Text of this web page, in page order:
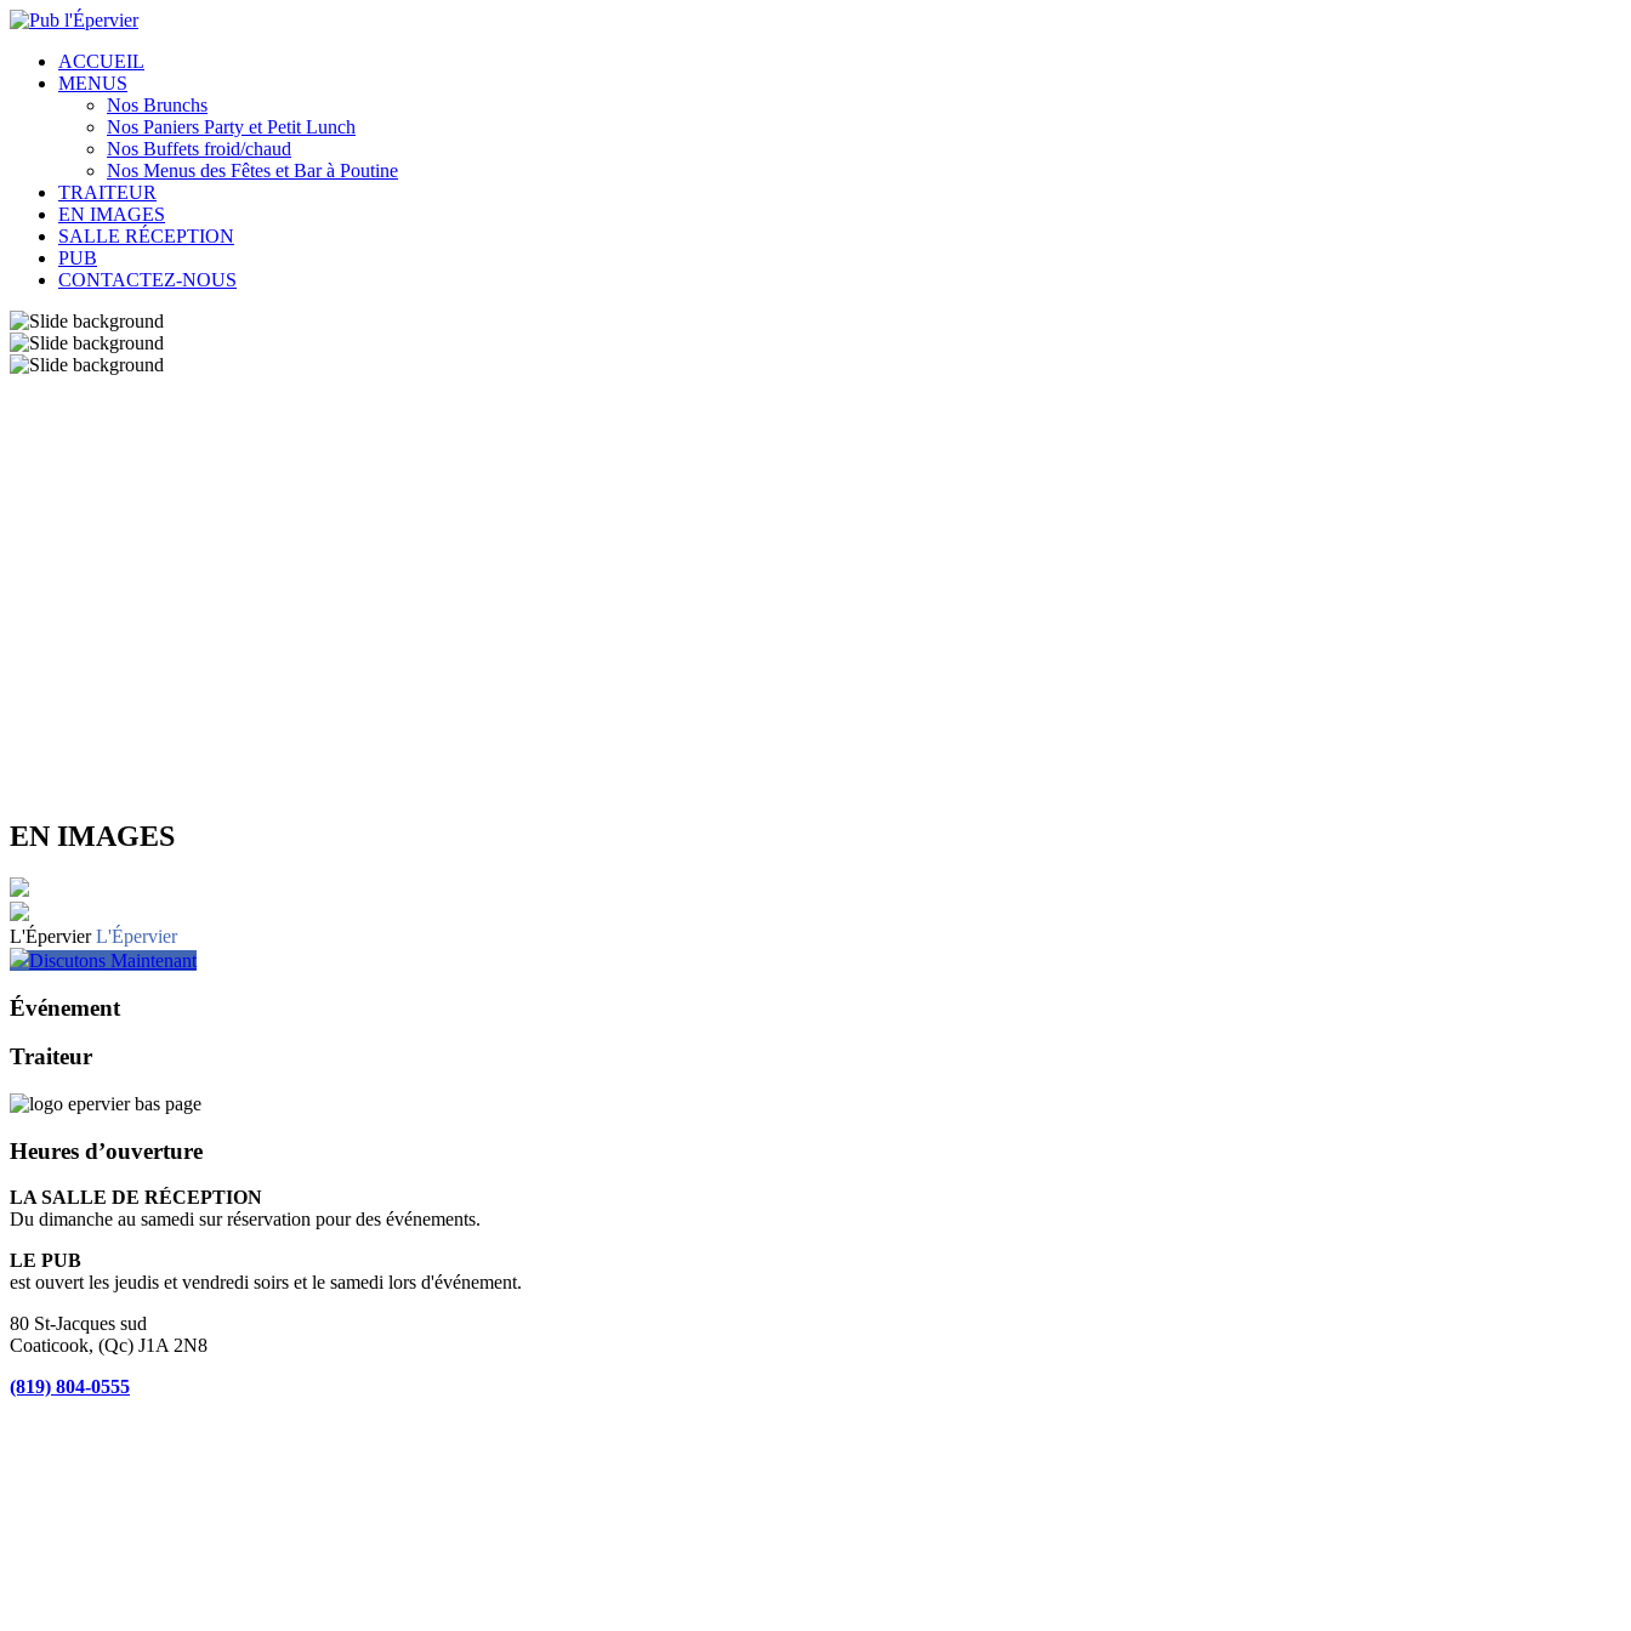
ACCUEIL
MENUS
Nos Brunchs
Nos Paniers Party et Petit Lunch
Nos Buffets froid/chaud
Nos Menus des Fêtes et Bar à Poutine
TRAITEUR
EN IMAGES
SALLE RÉCEPTION
PUB
CONTACTEZ-NOUS
EN IMAGES
L'Épervier L'Épervier
Discutons Maintenant
Événement
Traiteur
Heures d’ouverture
LA SALLE DE RÉCEPTION
Du dimanche au samedi sur réservation pour des événements.
LE PUB
est ouvert les jeudis et vendredi soirs et le samedi lors d'événement.
80 St-Jacques sud
Coaticook, (Qc) J1A 2N8
(819) 804-0555